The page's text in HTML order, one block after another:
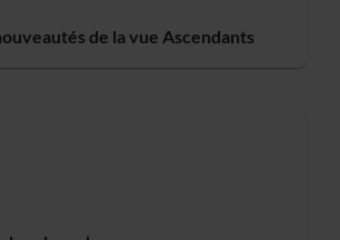
de la vue Ascendants